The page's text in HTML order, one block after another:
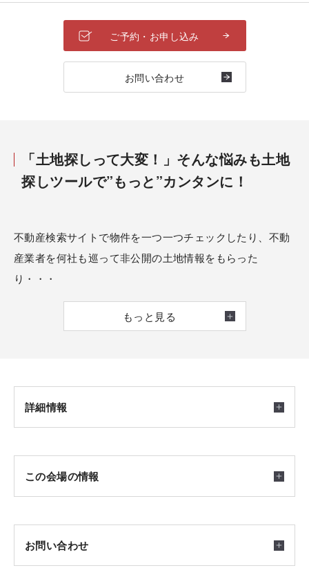
ご予約・お申し込み
お問い合わせ
「土地探しって大変！」そんな悩みも土地
探しツールで”もっと”カンタンに！
もっと見る
不動産検索サイトで物件を一つ一つチェックしたり、不動
産業者を何社も巡って非公開の土地情報をもらった
り・・・
土地探しでのお悩みも、土地探しツールを使えば様々な土
地情報が簡単にムダなく探せます。
是非お気軽にお申込みください。
詳細情報
開催日時
会場
滋賀県
この会場の情報
不動産情報をAIがまとめて検索
AIが希望の条件で多数の土地情報サイトをまとめて検
索。一括検索なので、同じ物件が重複しません。さら
お問い合わせ